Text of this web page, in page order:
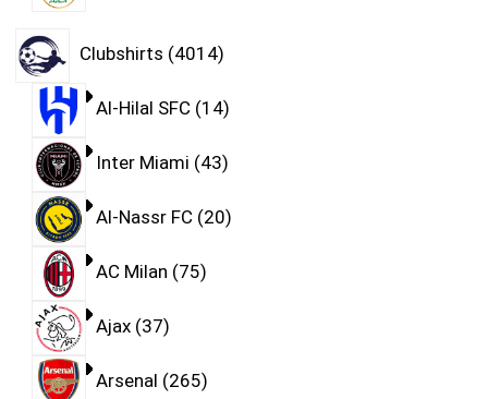
Clubshirts 4014
Al-Hilal SFC 14
Inter Miami 43
Al-Nassr FC 20
AC Milan 75
Ajax 37
Arsenal 265